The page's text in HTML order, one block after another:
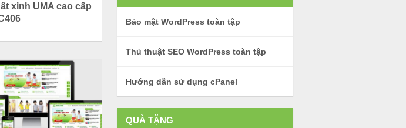
xinh UMA cao cấp
Bảo mật WordPress toàn tập
Thủ thuật SEO WordPress toàn tập
Hướng dẫn sử dụng cPanel
QUÀ TẶNG